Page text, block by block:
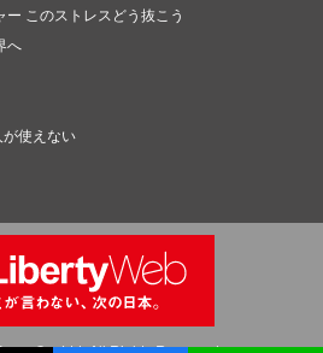
このストレスどう抜こう
へ
使えない